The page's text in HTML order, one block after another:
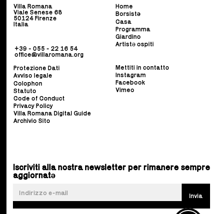
Villa Romana
Viale Senese 68
50124 Firenze
Italia
+39 - 055 - 22 16 54
office@villaromana.org
Home
Borsistə
Casa
Programma
Giardino
Artistə ospiti
Protezione Dati
Avviso legale
Colophon
Statuto
Code of Conduct
Privacy Policy
Villa Romana Digital Guide
Archivio Sito
Mettiti in contatto
Instagram
Facebook
Vimeo
Iscriviti alla nostra newsletter per rimanere sempre
aggiornatə